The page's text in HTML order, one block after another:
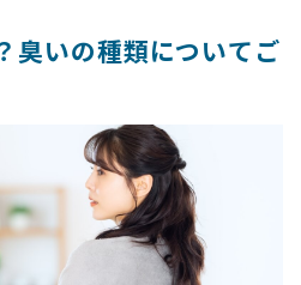
臭いの種類についてご